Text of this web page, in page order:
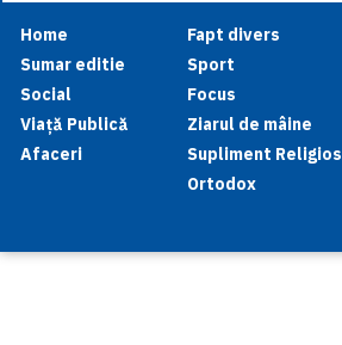
Home
Sumar editie
Social
Viață Publică
Afaceri
Fapt divers
Sport
Focus
Ziarul de mâine
Supliment Religios
Ortodox